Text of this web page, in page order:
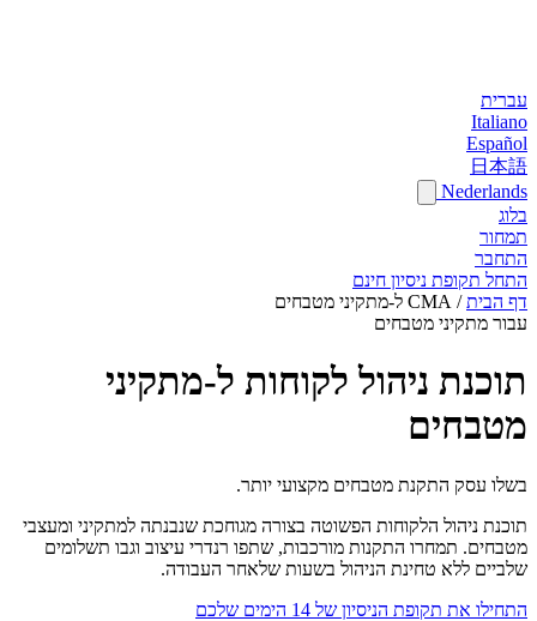
עברית
Italiano
Español
日本語
Nederlands
בלוג
תמחור
התחבר
התחל תקופת ניסיון חינם
דף הבית / CMA ל-מתקיני מטבחים
עבור מתקיני מטבחים
תוכנת ניהול לקוחות ל-מתקיני
מטבחים
בשלו עסק התקנת מטבחים מקצועי יותר.
תוכנת ניהול הלקוחות הפשוטה בצורה מגוחכת שנבנתה למתקיני ומעצבי
מטבחים. תמחרו התקנות מורכבות, שתפו רנדרי עיצוב וגבו תשלומים
שלביים ללא טחינת הניהול בשעות שלאחר העבודה.
התחילו את תקופת הניסיון של 14 הימים שלכם